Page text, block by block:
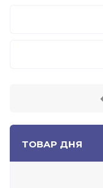
ТОВАР ДНЯ